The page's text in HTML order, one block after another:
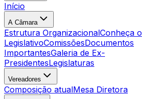
Início
A Câmara
Estrutura OrganizacionalConheça o
LegislativoComissõesDocumentos
ImportantesGaleria de Ex-
PresidentesLegislaturas
Vereadores
Composição atualMesa Diretora